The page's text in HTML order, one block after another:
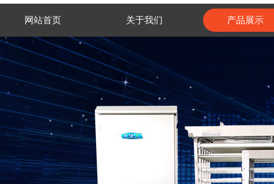
网站首页 关于我们 产品展示